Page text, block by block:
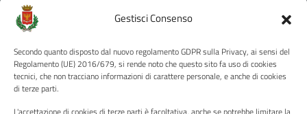
Gestisci Consenso
Secondo quanto disposto dal nuovo regolamento GDPR sulla Privacy, ai sensi del
Regolamento (UE) 2016/679, si rende noto che questo sito fa uso di cookies
tecnici, che non tracciano informazioni di carattere personale, e anche di cookies
di terze parti.
Amministrazione Trasparente
Albo pretorio
Informativa privacy
Note legali